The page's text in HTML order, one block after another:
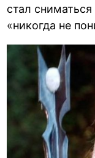
стал
«никогда не